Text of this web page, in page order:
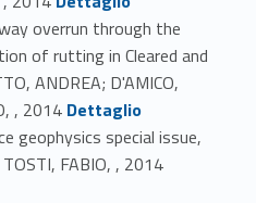
overrun through the
of rutting in Cleared and
ANDREA; D'AMICO,
, 2014 Link identifier #identifier_person_79803-25
Dettaglio
geophysics special issue,
FABIO, , 2014